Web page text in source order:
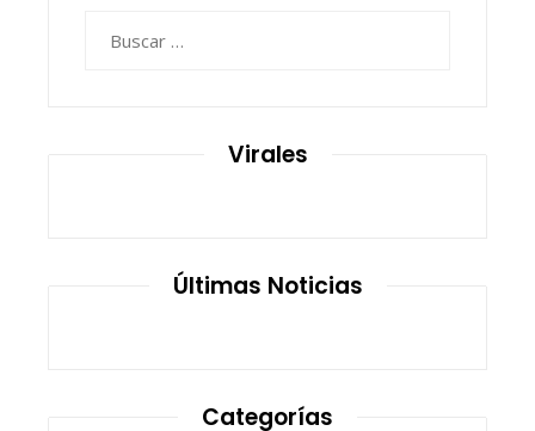
Virales
Últimas Noticias
Categorías